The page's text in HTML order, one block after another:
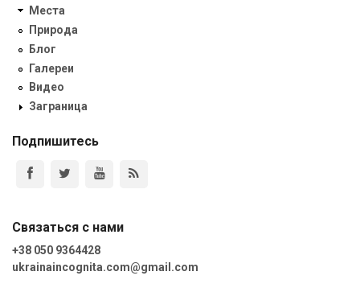
Места
Природа
Блог
Галереи
Видео
Заграница
Подпишитесь
Связаться с нами
+38 050 9364428
ukrainaincognita.com@gmail.com